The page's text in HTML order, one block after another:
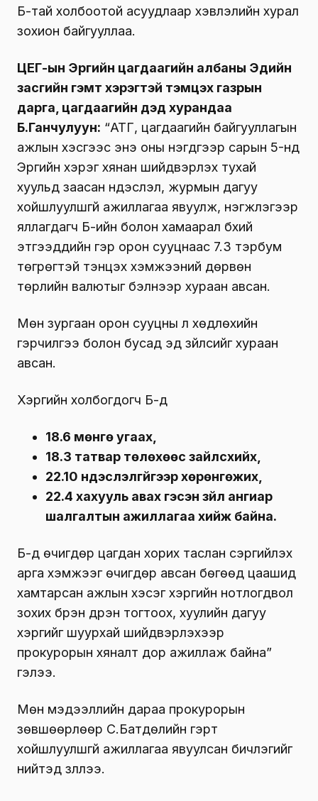
Б-тай холбоотой асуудлаар хэвлэлийн хурал
зохион байгууллаа.
ЦЕГ-ын Эрүүгийн цагдаагийн албаны Эдийн
засгийн гэмт хэрэгтэй тэмцэх газрын
дарга, цагдаагийн дэд хурандаа
Б.Ганчулуун: “АТГ, цагдаагийн байгууллагын
ажлын хэсгээс энэ оны нэгдүгээр сарын 5-нд
Эрүүгийн хэрэг хянан шийдвэрлэх тухай
хуульд заасан үндэслэл, журмын дагуу
хойшлуулшгүй ажиллагаа явуулж, нэгжлэгээр
яллагдагч Б-ийн болон хамаарал бүхий
этгээдүүдийн гэр орон сууцнаас 7.3 тэрбум
төгрөгтэй тэнцэх хэмжээний дөрвөн
төрлийн валютыг бэлнээр хураан авсан.
Мөн зургаан орон сууцны үл хөдлөхийн
гэрчилгээ болон бусад эд зүйлсийг хураан
авсан.
Хэргийн холбогдогч Б-д
18.6 мөнгө угаах,
18.3 татвар төлөхөөс зайлсхийх,
22.10 үндэслэлгүйгээр хөрөнгөжих,
22.4 хахууль авах гэсэн зүйл ангиар
шалгалтын ажиллагаа хийж байна.
Б-д өчигдөр цагдан хорих таслан сэргийлэх
арга хэмжээг өчигдөр авсан бөгөөд цаашид
хамтарсан ажлын хэсэг хэргийн нотлогдвол
зохих бүрэн дүүрэн тогтоох, хуулийн дагуу
хэргийг шуурхай шийдвэрлэхээр
прокурорын хяналт дор ажиллаж байна”
гэлээ.
Мөн мэдээллийн дараа прокурорын
зөвшөөрлөөр С.Батдөлийн гэрт
хойшлуулшгүй ажиллагаа явуулсан бичлэгийг
нийтэд үзүүллээ.